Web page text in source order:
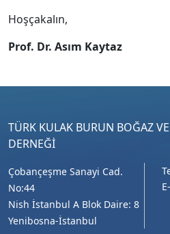
Hoşçakalın,
Prof. Dr. Asım Kaytaz
TÜRK KULAK BURUN BOĞAZ
DERNEĞİ
Çobançeşme Sanayi Cad.
No:44
Nish İstanbul A Blok Daire: 8
Yenibosna-İstanbul